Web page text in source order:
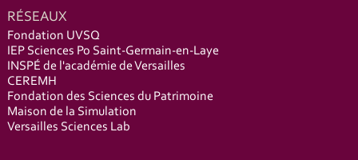
RÉSEAUX
Fondation UVSQ
IEP Sciences Po Saint-Germain-en-Laye
INSPÉ de l'académie de Versailles
CEREMH
Fondation des Sciences du Patrimoine
Maison de la Simulation
Versailles Sciences Lab